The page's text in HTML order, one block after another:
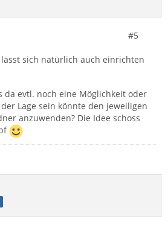
#5
sich natürlich auch einrichten
da evtl. noch eine Möglichkeit oder
Lage sein könnte den jeweiligen
anzuwenden? Die Idee schoss